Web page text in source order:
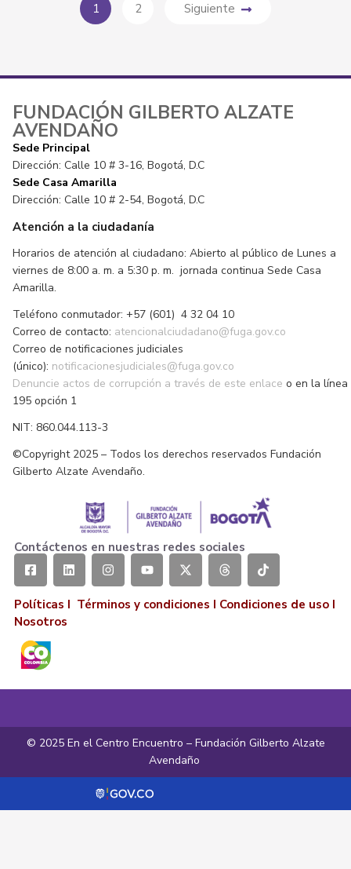
1 2 Siguiente
FUNDACIÓN GILBERTO ALZATE
AVENDAÑO
Sede Principal
Dirección: Calle 10 # 3-16, Bogotá, D.C
Sede Casa Amarilla
Dirección: Calle 10 # 2-54, Bogotá, D.C
Atención a la ciudadanía
Horarios de atención al ciudadano: Abierto al público de Lunes a
viernes de 8:00 a. m. a 5:30 p. m. jornada continua Sede Casa
Amarilla.
Teléfono conmutador: +57 (601) 4 32 04 10
Correo de contacto: atencionalciudadano@fuga.gov.co
Correo de notificaciones judiciales
(único): notificacionesjudiciales@fuga.gov.co
Denuncie actos de corrupción a través de este enlace o en la línea
195 opción 1
NIT: 860.044.113-3
©Copyright 2025 – Todos los derechos reservados Fundación
Gilberto Alzate Avendaño.
Contáctenos en nuestras redes sociales
Políticas I Términos y condiciones I Condiciones de uso I
Nosotros
© 2025 En el Centro Encuentro – Fundación Gilberto Alzate
Avendaño